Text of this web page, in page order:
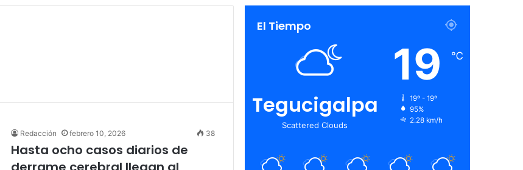
Redacción febrero 10, 2026 38
Hasta ocho casos diarios de
El Tiempo
Tegucigalpa
Scattered Clouds
19 ℃
19º - 19º
95%
2.28 km/h